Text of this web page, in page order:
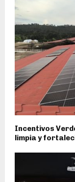
Incentivos
limpia y